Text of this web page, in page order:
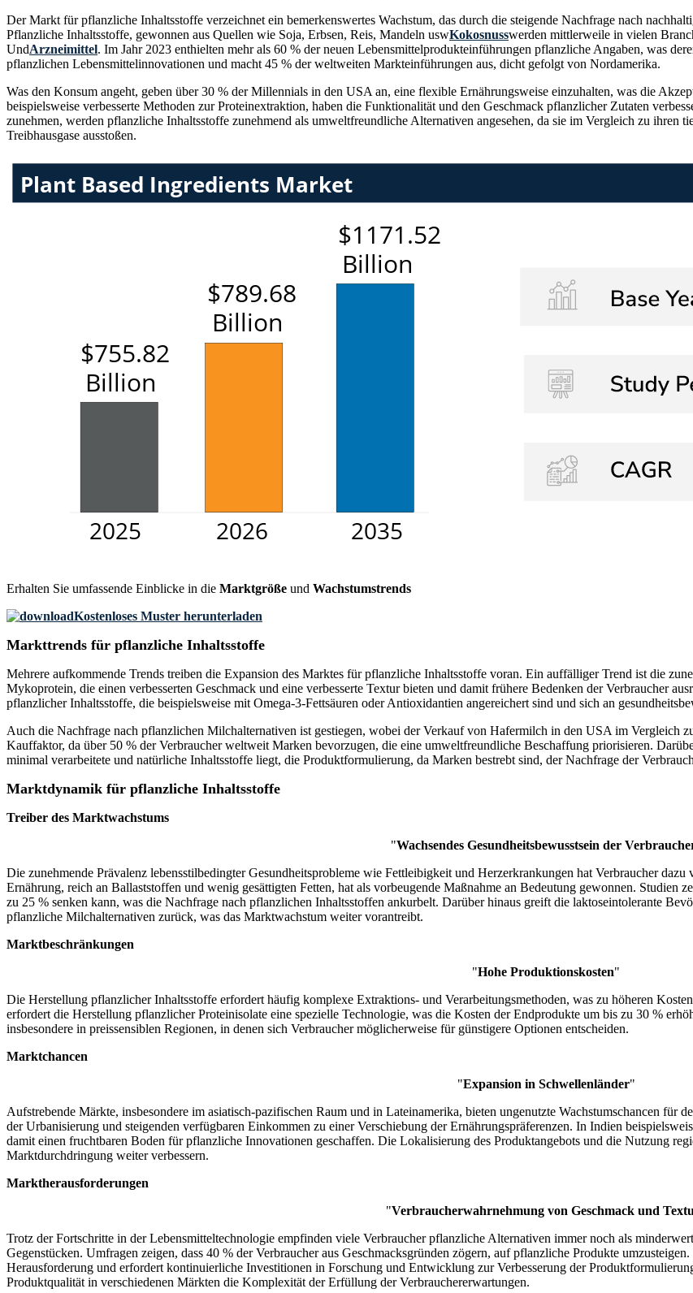
Der Markt für pflanzliche Inhaltsstoffe verzeichnet ein bemerkenswertes Wachstum, das durch die steigende Nachfrage nach
Pflanzliche Inhaltsstoffe, gewonnen aus Quellen wie Soja, Erbsen, Reis, Mandeln uswKokosnusswerden mittlerweile in vielen
UndArzneimittel. Im Jahr 2023 enthielten mehr als 60 % der neuen Lebensmittelprodukteinführungen pflanzliche Angaben, was
pflanzlichen Lebensmittelinnovationen und macht 45 % der weltweiten Markteinführungen aus, dicht gefolgt von Nordamerika.
Was den Konsum angeht, geben über 30 % der Millennials in den USA an, eine flexible Ernährungsweise einzuhalten, was die
beispielsweise verbesserte Methoden zur Proteinextraktion, haben die Funktionalität und den Geschmack pflanzlicher Zutaten
zunehmen, werden pflanzliche Inhaltsstoffe zunehmend als umweltfreundliche Alternativen angesehen, da sie im Vergleich zu ihren
Treibhausgase ausstoßen.
Erhalten Sie umfassende Einblicke in die Marktgröße und Wachstumstrends
Kostenloses Muster herunterladen
Markttrends für pflanzliche Inhaltsstoffe
Mehrere aufkommende Trends treiben die Expansion des Marktes für pflanzliche Inhaltsstoffe voran. Ein auffälliger Trend ist die
Mykoprotein, die einen verbesserten Geschmack und eine verbesserte Textur bieten und damit frühere Bedenken der Verbraucher
pflanzlicher Inhaltsstoffe, die beispielsweise mit Omega-3-Fettsäuren oder Antioxidantien angereichert sind und sich an
Auch die Nachfrage nach pflanzlichen Milchalternativen ist gestiegen, wobei der Verkauf von Hafermilch in den USA im Vergleich
Kauffaktor, da über 50 % der Verbraucher weltweit Marken bevorzugen, die eine umweltfreundliche Beschaffung priorisieren.
minimal verarbeitete und natürliche Inhaltsstoffe liegt, die Produktformulierung, da Marken bestrebt sind, der Nachfrage der
Marktdynamik für pflanzliche Inhaltsstoffe
Treiber des Marktwachstums
"Wachsendes Gesundheitsbewusstsein der
Die zunehmende Prävalenz lebensstilbedingter Gesundheitsprobleme wie Fettleibigkeit und Herzerkrankungen hat Verbraucher
Ernährung, reich an Ballaststoffen und wenig gesättigten Fetten, hat als vorbeugende Maßnahme an Bedeutung gewonnen. Studien
zu 25 % senken kann, was die Nachfrage nach pflanzlichen Inhaltsstoffen ankurbelt. Darüber hinaus greift die laktoseintolerante
pflanzliche Milchalternativen zurück, was das Marktwachstum weiter vorantreibt.
Marktbeschränkungen
"Hohe Produktionskosten"
Die Herstellung pflanzlicher Inhaltsstoffe erfordert häufig komplexe Extraktions- und Verarbeitungsmethoden, was zu höheren
erfordert die Herstellung pflanzlicher Proteinisolate eine spezielle Technologie, was die Kosten der Endprodukte um bis zu 30 %
insbesondere in preissensiblen Regionen, in denen sich Verbraucher möglicherweise für günstigere Optionen entscheiden.
Marktchancen
"Expansion in Schwellenländer"
Aufstrebende Märkte, insbesondere im asiatisch-pazifischen Raum und in Lateinamerika, bieten ungenutzte Wachstumschancen
der Urbanisierung und steigenden verfügbaren Einkommen zu einer Verschiebung der Ernährungspräferenzen. In Indien
damit einen fruchtbaren Boden für pflanzliche Innovationen geschaffen. Die Lokalisierung des Produktangebots und die Nutzung
Marktdurchdringung weiter verbessern.
Marktherausforderungen
"Verbraucherwahrnehmung von Geschmack und
Trotz der Fortschritte in der Lebensmitteltechnologie empfinden viele Verbraucher pflanzliche Alternativen immer noch als
Gegenstücken. Umfragen zeigen, dass 40 % der Verbraucher aus Geschmacksgründen zögern, auf pflanzliche Produkte
Herausforderung und erfordert kontinuierliche Investitionen in Forschung und Entwicklung zur Verbesserung der
Produktqualität in verschiedenen Märkten die Komplexität der Erfüllung der Verbrauchererwartungen.